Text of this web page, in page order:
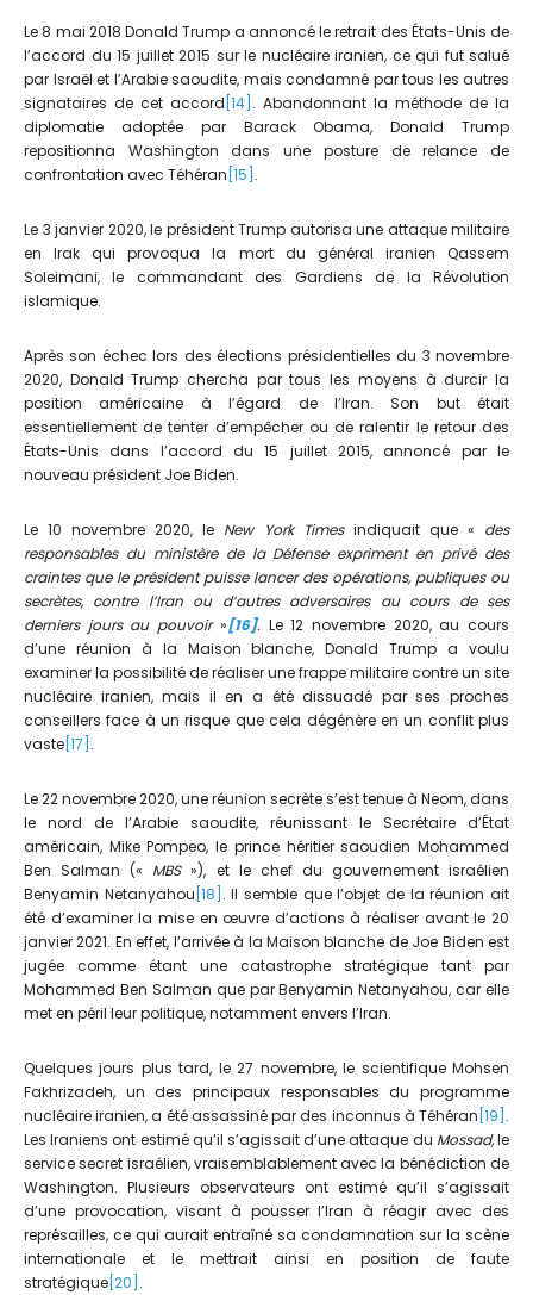
Le 8 mai 2018 Donald Trump a annoncé le retrait des États-Unis de
l’accord du 15 juillet 2015 sur le nucléaire iranien, ce qui fut salué
par Israël et l’Arabie saoudite, mais condamné par tous les autres
signataires de cet accord [14] . Abandonnant la méthode de la
diplomatie adoptée par Barack Obama, Donald Trump
repositionna Washington dans une posture de relance de
confrontation avec Téhéran [15] .
Le 3 janvier 2020, le président Trump autorisa une attaque militaire
en Irak qui provoqua la mort du général iranien Qassem
Soleimani, le commandant des Gardiens de la Révolution
islamique.
Après son échec lors des élections présidentielles du 3 novembre
2020, Donald Trump chercha par tous les moyens à durcir la
position américaine à l’égard de l’Iran. Son but était
essentiellement de tenter d’empêcher ou de ralentir le retour des
États-Unis dans l’accord du 15 juillet 2015, annoncé par le
nouveau président Joe Biden.
Le 10 novembre 2020, le New York Timesindiquait que « des
responsables du ministère de la Défense expriment en privé des
craintes que le président puisse lancer des opérations, publiques ou
secrètes, contre l’Iran ou d’autres adversaires au cours de ses
derniers jours au pouvoir »[16]. Le 12 novembre 2020, au cours
d’une réunion à la Maison blanche, Donald Trump a voulu
examiner la possibilité de réaliser une frappe militaire contre un site
nucléaire iranien, mais il en a été dissuadé par ses proches
conseillers face à un risque que cela dégénère en un conflit plus
vaste [17] .
Le 22 novembre 2020, une réunion secrète s’est tenue à Neom, dans
le nord de l’Arabie saoudite, réunissant le Secrétaire d’État
américain, Mike Pompeo, le prince héritier saoudien Mohammed
Ben Salman (« MBS»), et le chef du gouvernement israélien
Benyamin Netanyahou [18] . Il semble que l’objet de la réunion ait
été d’examiner la mise en œuvre d’actions à réaliser avant le 20
janvier 2021. En effet, l’arrivée à la Maison blanche de Joe Biden est
jugée comme étant une catastrophe stratégique tant par
Mohammed Ben Salman que par Benyamin Netanyahou, car elle
met en péril leur politique, notamment envers l’Iran.
Quelques jours plus tard, le 27 novembre, le scientifique Mohsen
Fakhrizadeh, un des principaux responsables du programme
nucléaire iranien, a été assassiné par des inconnus à Téhéran [19] .
Les Iraniens ont estimé qu’il s’agissait d’une attaque du Mossad,le
service secret israélien, vraisemblablement avec la bénédiction de
Washington. Plusieurs observateurs ont estimé qu’il s’agissait
d’une provocation, visant à pousser l’Iran à réagir avec des
représailles, ce qui aurait entraîné sa condamnation sur la scène
internationale et le mettrait ainsi en position de faute
stratégique [20] .